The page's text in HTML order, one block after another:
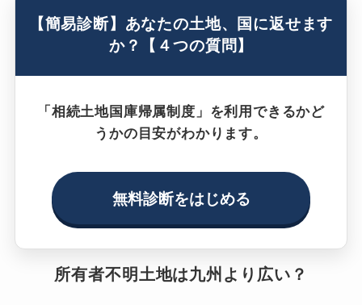
【簡易診断】あなたの土地、国に返せます
か？【４つの質問】
「相続土地国庫帰属制度」を利用できるかど
うかの目安がわかります。
無料診断をはじめる
所有者不明土地は九州より広い？